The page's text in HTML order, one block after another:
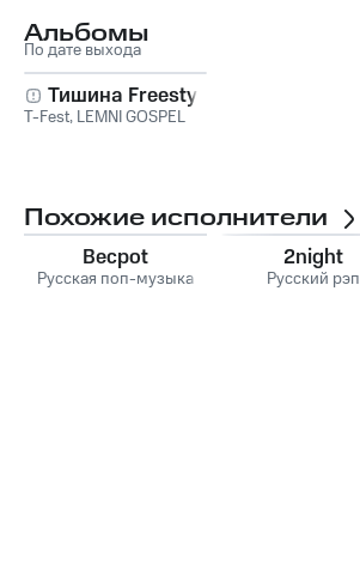
Альбомы
По дате выхода
Тишина Freestyle
T-Fest, LEMNI GOSPEL
Похожие исполнители
Becpot
Русская поп-музыка
2night
Русский рэп